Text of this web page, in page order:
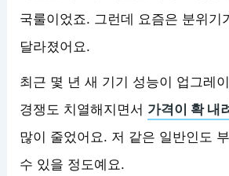
국룰이었죠. 그런데 요즘은 분위기
달라졌어요.
최근 몇 년 새 기기 성능이 업그레
경쟁도 치열해지면서 가격이 확 내
많이 줄었어요. 저 같은 일반인도
수 있을 정도예요.